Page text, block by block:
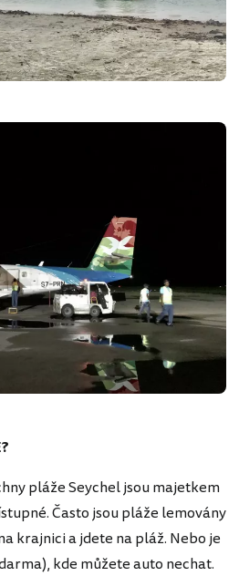
pláže Seychel jsou majetkem
Často jsou pláže lemovány
krajnici a jdete na pláž. Nebo je
kde můžete auto nechat.